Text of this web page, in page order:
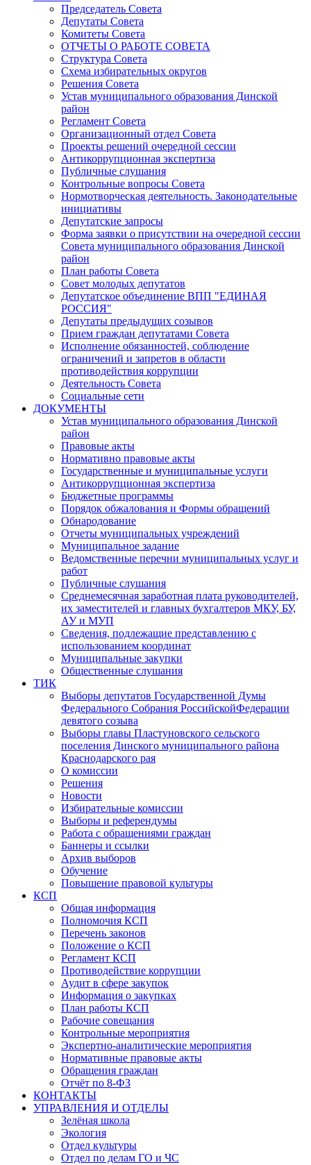
Председатель Совета
Депутаты Совета
Комитеты Совета
ОТЧЕТЫ О РАБОТЕ СОВЕТА
Структура Совета
Схема избирательных округов
Решения Совета
Устав муниципального образования Динской
район
Регламент Совета
Организационный отдел Совета
Проекты решений очередной сессии
Антикоррупционная экспертиза
Публичные слушания
Контрольные вопросы Совета
Нормотворческая деятельность. Законодательные
инициативы
Депутатские запросы
Форма заявки о присутствии на очередной сессии
Совета муниципального образования Динской
район
План работы Совета
Совет молодых депутатов
Депутатское объединение ВПП "ЕДИНАЯ
РОССИЯ"
Депутаты предыдущих созывов
Прием граждан депутатами Совета
Исполнение обязанностей, соблюдение
ограничений и запретов в области
противодействия коррупции
Деятельность Совета
Социальные сети
ДОКУМЕНТЫ
Устав муниципального образования Динской
район
Правовые акты
Нормативно правовые акты
Государственные и муниципальные услуги
Антикоррупционная экспертиза
Бюджетные программы
Порядок обжалования и Формы обращений
Обнародование
Отчеты муниципальных учреждений
Муниципальное задание
Ведомственные перечни муниципальных услуг и
работ
Публичные слушания
Среднемесячная заработная плата руководителей,
их заместителей и главных бухгалтеров МКУ, БУ,
АУ и МУП
Сведения, подлежащие представлению с
использованием координат
Муниципальные закупки
Общественные слушания
ТИК
Выборы депутатов Государственной Думы
Федерального Собрания РоссийскойФедерации
девятого созыва
Выборы главы Пластуновского сельского
поселения Динского муниципального района
Краснодарского рая
О комиссии
Решения
Новости
Избирательные комиссии
Выборы и референдумы
Работа с обращениями граждан
Баннеры и ссылки
Архив выборов
Обучение
Повышение правовой культуры
КСП
Общая информация
Полномочия КСП
Перечень законов
Положение о КСП
Регламент КСП
Противодействие коррупции
Аудит в сфере закупок
Информация о закупках
План работы КСП
Рабочие совещания
Контрольные мероприятия
Экспертно-аналитические мероприятия
Нормативные правовые акты
Обращения граждан
Отчёт по 8-ФЗ
КОНТАКТЫ
УПРАВЛЕНИЯ И ОТДЕЛЫ
Зелёная школа
Экология
Отдел культуры
Отдел по делам ГО и ЧС